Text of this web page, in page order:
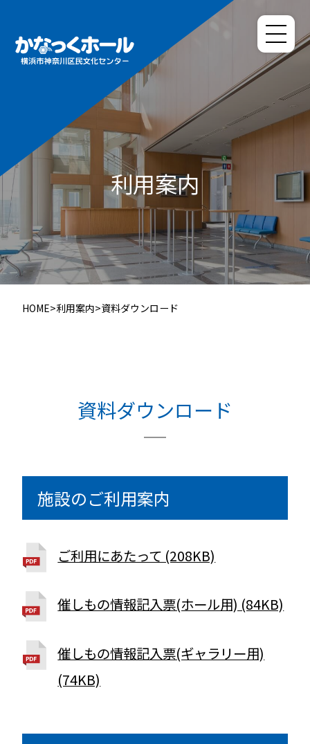
利用案内
HOME>利用案内>資料ダウンロード
資料ダウンロード
施設のご利用案内
ご利用にあたって (208KB)
催しもの情報記入票(ホール用) (84KB)
催しもの情報記入票(ギャラリー用)
(74KB)